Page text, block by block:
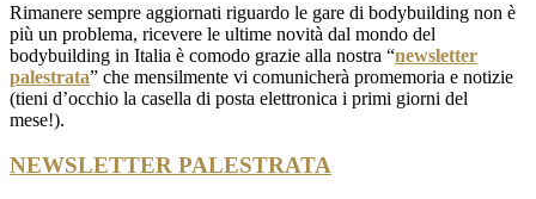
Rimanere sempre aggiornati riguardo le gare di bodybuilding non è
più un problema, ricevere le ultime novità dal mondo del
bodybuilding in Italia è comodo grazie alla nostra “newsletter
palestrata” che mensilmente vi comunicherà promemoria e notizie
(tieni d’occhio la casella di posta elettronica i primi giorni del
mese!).
NEWSLETTER PALESTRATA